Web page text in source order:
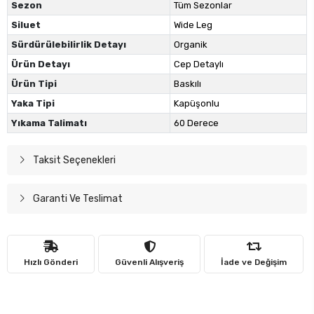
Sezon
Tüm Sezonlar
Siluet
Wide Leg
Sürdürülebilirlik Detayı
Organik
Ürün Detayı
Cep Detaylı
Ürün Tipi
Baskılı
Yaka Tipi
Kapüşonlu
Yıkama Talimatı
60 Derece
Taksit Seçenekleri
Garanti Ve Teslimat
Hızlı Gönderi Güvenli Alışveriş İade ve Değişim